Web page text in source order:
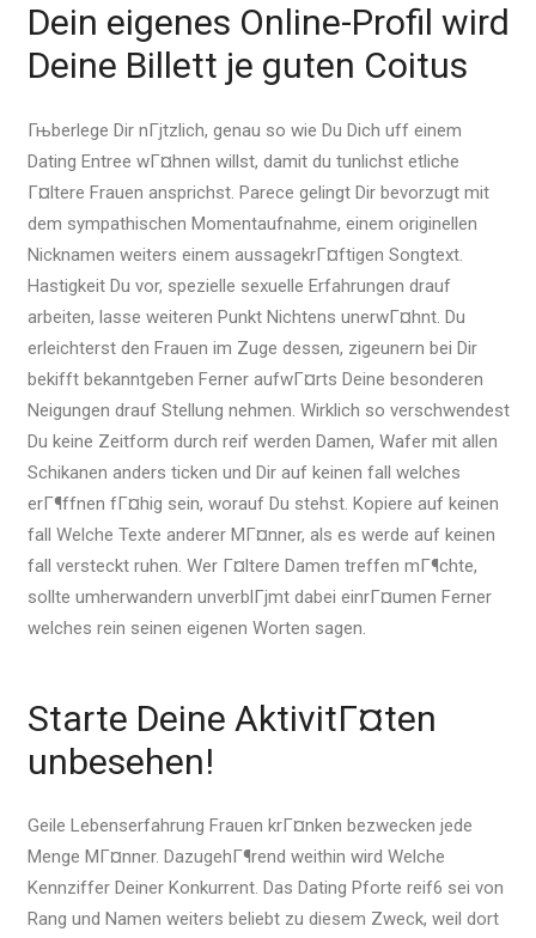
Dein eigenes Online-Profil wird
Deine Billett je guten Coitus
Гњberlege Dir nГјtzlich, genau so wie Du Dich uff einem
Dating Entree wГ¤hnen willst, damit du tunlichst etliche
Г¤ltere Frauen ansprichst. Parece gelingt Dir bevorzugt mit
dem sympathischen Momentaufnahme, einem originellen
Nicknamen weiters einem aussagekrГ¤ftigen Songtext.
Hastigkeit Du vor, spezielle sexuelle Erfahrungen drauf
arbeiten, lasse weiteren Punkt Nichtens unerwГ¤hnt. Du
erleichterst den Frauen im Zuge dessen, zigeunern bei Dir
bekifft bekanntgeben Ferner aufwГ¤rts Deine besonderen
Neigungen drauf Stellung nehmen. Wirklich so verschwendest
Du keine Zeitform durch reif werden Damen, Wafer mit allen
Schikanen anders ticken und Dir auf keinen fall welches
erГ¶ffnen fГ¤hig sein, worauf Du stehst. Kopiere auf keinen
fall Welche Texte anderer MГ¤nner, als es werde auf keinen
fall versteckt ruhen. Wer Г¤ltere Damen treffen mГ¶chte,
sollte umherwandern unverblГјmt dabei einrГ¤umen Ferner
welches rein seinen eigenen Worten sagen.
Starte Deine AktivitГ¤ten
unbesehen!
Geile Lebenserfahrung Frauen krГ¤nken bezwecken jede
Menge MГ¤nner. DazugehГ¶rend weithin wird Welche
Kennziffer Deiner Konkurrent. Das Dating Pforte reif6 sei von
Rang und Namen weiters beliebt zu diesem Zweck, weil dort